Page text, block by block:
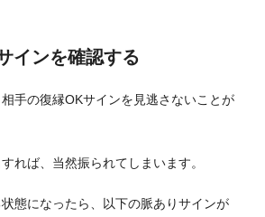
インを確認する
手の復縁OKサインを見逃さないことが
れば、当然振られてしまいます。
態になったら、以下の脈ありサインが